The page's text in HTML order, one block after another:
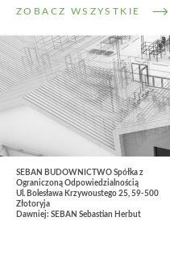
ZOBACZ WSZYSTKIE
SEBAN BUDOWNICTWO Spółka z
Ograniczoną Odpowiedzialnością
Ul. Bolesława Krzywoustego 25, 59-500
Złotoryja
Dawniej: SEBAN Sebastian Herbut